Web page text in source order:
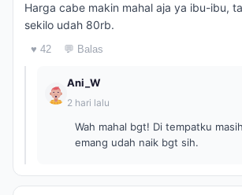
Harga cabe makin mahal aja ya ibu-ibu,
sekilo udah 80rb.
♥ 42 💬 Balas
Ani_W
2 hari lalu
Wah mahal bgt! Di tempatku
emang udah naik bgt sih.